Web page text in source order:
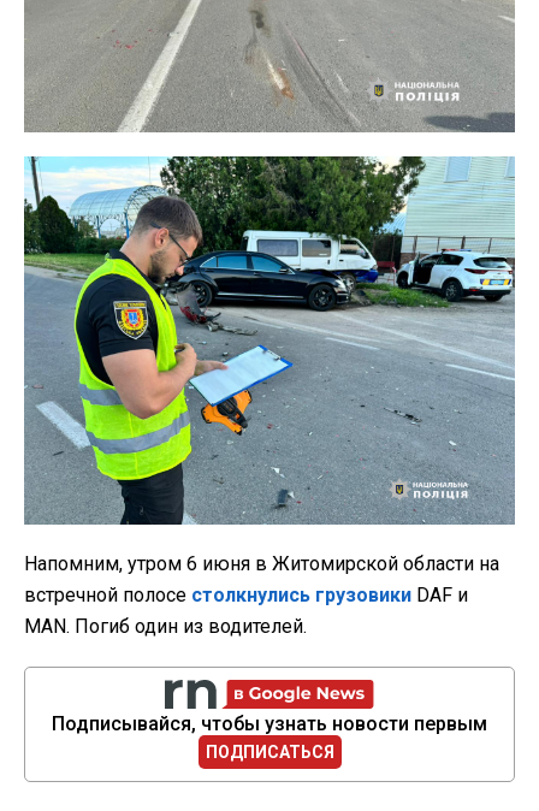
Напомним, утром 6 июня в Житомирской области на
встречной полосе столкнулись грузовики DAF и
MAN. Погиб один из водителей.
Подписывайся, чтобы узнать новости первым
ПОДПИСАТЬСЯ